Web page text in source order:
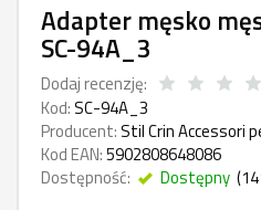
Adapter męsko
SC-94A_3
Dodaj recenzję:
Kod:SC-94A_3
Producent:Stil Crin Accessori
Kod EAN:5902808648086
Dostępność:
Dostępny (